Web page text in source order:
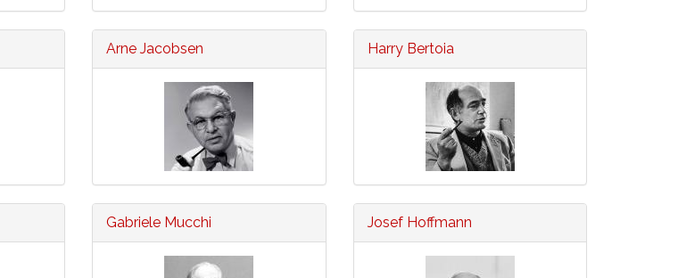
Arne Jacobsen Harry Bertoia
Gabriele Mucchi Josef Hoffmann